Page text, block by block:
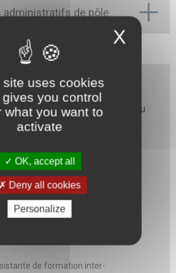
administratifs de pôle
PÉDAGOGIQUE
Feigueux - Directeurs du
Feigueux – Directeurs du Pôle
CNEH
de formation inter-
de formation inter-
X
site uses cookies
gives you control
what you want to
activate
OK, accept all
Deny all cookies
Personalize